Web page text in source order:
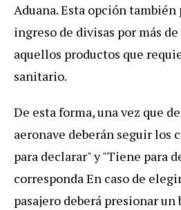
Aduana. Esta opción
ingreso de divisas por más de
aquellos productos que
sanitario.
De esta forma, una vez que
aeronave deberán seguir los
para declarar" y "Tiene para
corresponda En caso de
pasajero deberá presionar un